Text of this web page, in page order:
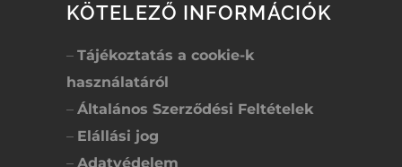
KÖTELEZŐ INFORMÁCIÓK
– Tájékoztatás a cookie-k
használatáról
– Általános Szerződési Feltételek
– Elállási jog
– Adatvédelem